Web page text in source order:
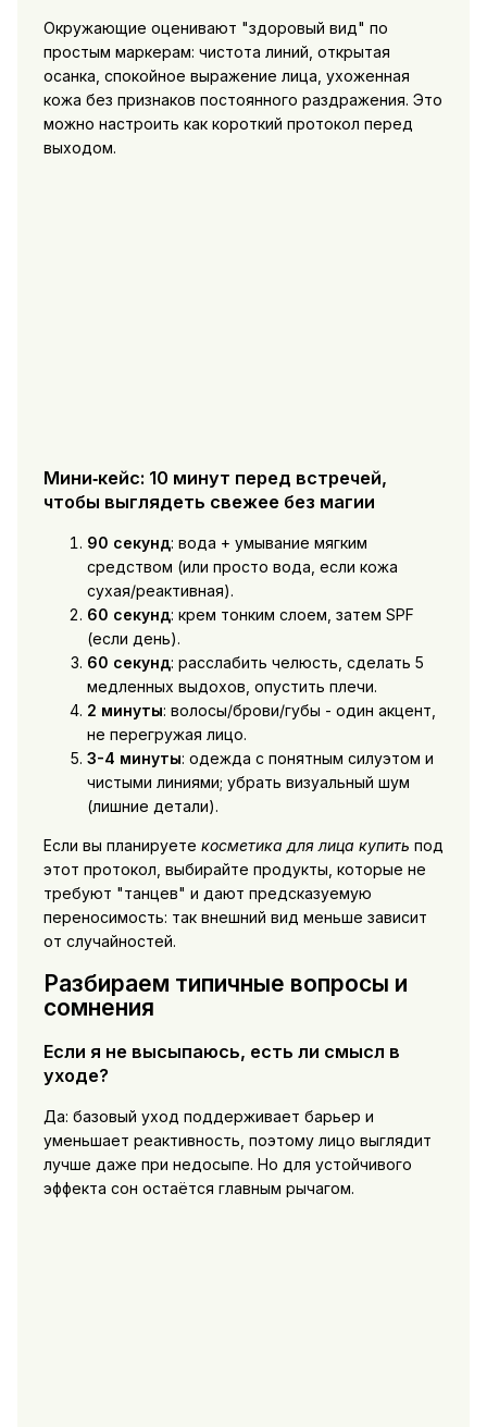
Окружающие оценивают "здоровый вид" по
простым маркерам: чистота линий, открытая
осанка, спокойное выражение лица, ухоженная
кожа без признаков постоянного раздражения. Это
можно настроить как короткий протокол перед
выходом.
Мини‑кейс: 10 минут перед встречей,
чтобы выглядеть свежее без магии
90 секунд: вода + умывание мягким
средством (или просто вода, если кожа
сухая/реактивная).
60 секунд: крем тонким слоем, затем SPF
(если день).
60 секунд: расслабить челюсть, сделать 5
медленных выдохов, опустить плечи.
2 минуты: волосы/брови/губы - один акцент,
не перегружая лицо.
3-4 минуты: одежда с понятным силуэтом и
чистыми линиями; убрать визуальный шум
(лишние детали).
Если вы планируете косметика для лица купить под
этот протокол, выбирайте продукты, которые не
требуют "танцев" и дают предсказуемую
переносимость: так внешний вид меньше зависит
от случайностей.
Разбираем типичные вопросы и
сомнения
Если я не высыпаюсь, есть ли смысл в
уходе?
Да: базовый уход поддерживает барьер и
уменьшает реактивность, поэтому лицо выглядит
лучше даже при недосыпе. Но для устойчивого
эффекта сон остаётся главным рычагом.